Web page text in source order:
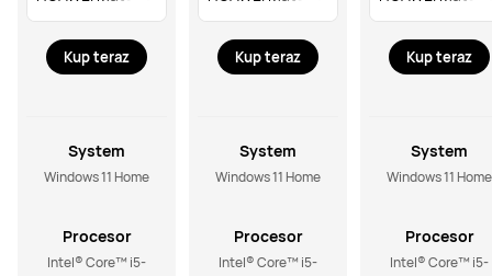
Kup teraz
System
operacyjny
Windows 11 Home
Procesor
Intel® Core™ i5-
Kup teraz
System
operacyjny
Windows 11 Home
Procesor
Intel® Core™ i5-
Kup teraz
System
operacyjny
Windows 11 Home
Procesor
Intel® Core™ i5-